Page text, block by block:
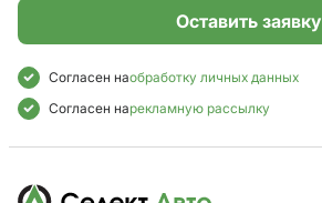
Оставить заявку
Согласен наобработку личных данных
Согласен нарекламную рассылку